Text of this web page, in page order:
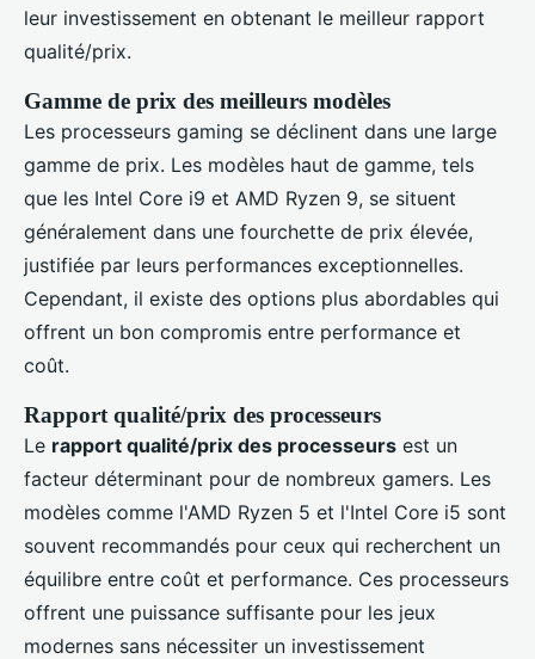
leur investissement en obtenant le meilleur rapport
qualité/prix.
Gamme de prix des meilleurs modèles
Les processeurs gaming se déclinent dans une large
gamme de prix. Les modèles haut de gamme, tels
que les Intel Core i9 et AMD Ryzen 9, se situent
généralement dans une fourchette de prix élevée,
justifiée par leurs performances exceptionnelles.
Cependant, il existe des options plus abordables qui
offrent un bon compromis entre performance et
coût.
Rapport qualité/prix des processeurs
Le rapport qualité/prix des processeurs est un
facteur déterminant pour de nombreux gamers. Les
modèles comme l'AMD Ryzen 5 et l'Intel Core i5 sont
souvent recommandés pour ceux qui recherchent un
équilibre entre coût et performance. Ces processeurs
offrent une puissance suffisante pour les jeux
modernes sans nécessiter un investissement